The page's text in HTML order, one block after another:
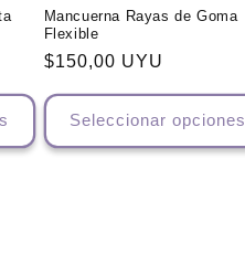
Mancuerna Rayas de Goma
Flexible
Precio
$150,00 UYU
Seleccionar opciones